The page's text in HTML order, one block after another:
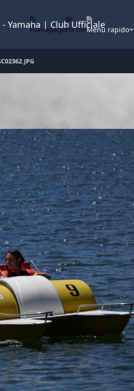
- Yamaha | Club Ufficiale
HomepageForumMenu rapido